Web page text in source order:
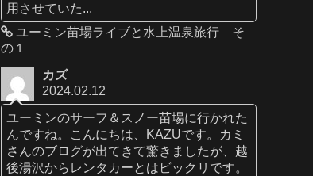
用させていた...
ユーミン苗場ライブと水上温泉旅行 そ
の１
カズ
2024.02.12
ユーミンのサーフ＆スノー苗場に行かれた
んですね。こんにちは、KAZUです。カミ
さんのブログが出てきて驚きましたが、越
後湯沢からレンタカーとはビックリです。